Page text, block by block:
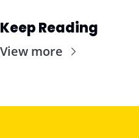
Keep Reading
View more